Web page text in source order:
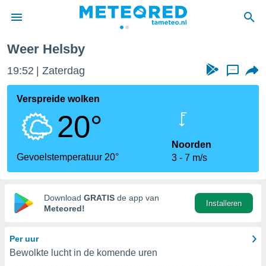
door
verstrekte
hoge
hebt de
voor
op basis
Weer Helsby
19:52 Zaterdag ...
Verspreide wolken
20°
Gevoelstemperatuur 20°
Noorden
3
7 m/s
Download GRATIS de app van
Meteored!
Installeren
Per uur
Bewolkte lucht in de komende uren